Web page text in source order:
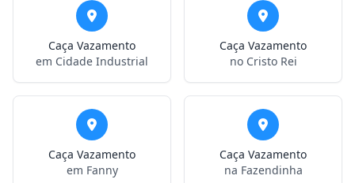
Caça Vazamento
em Cidade Industrial
Caça Vazamento
no Cristo Rei
Caça Vazamento
em Fanny
Caça Vazamento
na Fazendinha